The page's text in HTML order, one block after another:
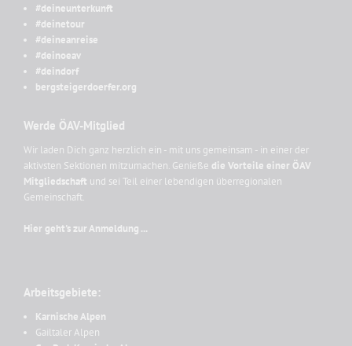
#deineunterkunft
#deinetour
#deineanreise
#deinoeav
#deindorf
bergsteigerdoerfer.org
Werde ÖAV-Mitglied
Wir laden Dich ganz herzlich ein - mit uns gemeinsam - in einer der
aktivsten Sektionen mitzumachen. Genieße die Vorteile einer ÖAV
Mitgliedschaft und sei Teil einer lebendigen überregionalen
Gemeinschaft.
Hier geht's zur Anmeldung ...
Arbeitsgebiete:
Karnische Alpen
Gailtaler Alpen